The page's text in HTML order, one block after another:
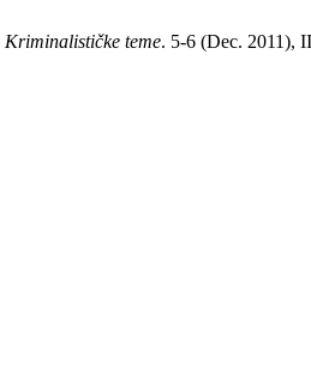
Kriminalističke teme. 5-6 (Dec. 2011),